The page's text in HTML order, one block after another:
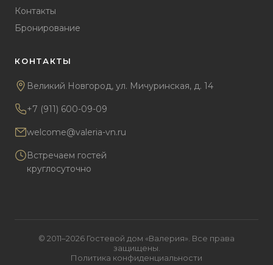
Контакты
Бронирование
КОНТАКТЫ
Великий Новгород, ул. Мичуринская, д. 14
+7 (911) 600-09-09
welcome@valeria-vn.ru
Встречаем гостей
круглосуточно
© 2011–2026 Гостевой дом «Валерия». Все права
защищены.
Политика конфиденциальности